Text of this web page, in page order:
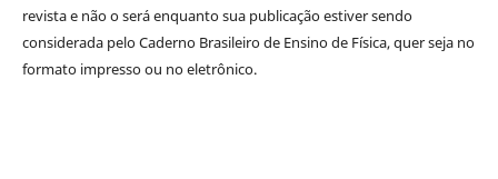
revista e não o será enquanto sua publicação estiver sendo
considerada pelo Caderno Brasileiro de Ensino de Física, quer seja no
formato impresso ou no eletrônico.